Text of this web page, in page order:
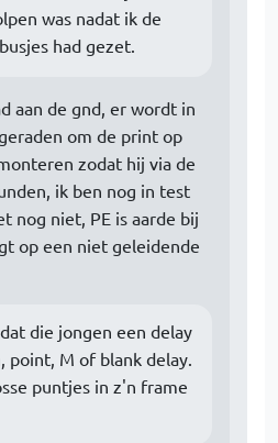
was nadat ik de
had gezet.
aan de gnd, er wordt in
om de print op
zodat hij via de
ik ben nog in test
nog niet, PE is aarde bij
op een niet geleidende
die jongen een delay
point, M of blank delay.
puntjes in z'n frame